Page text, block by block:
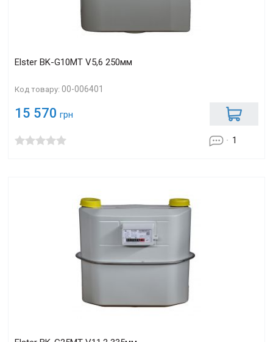
Elster BK-G10МT V5,6 250мм
Код товару:00-006401
15 570 грн
1